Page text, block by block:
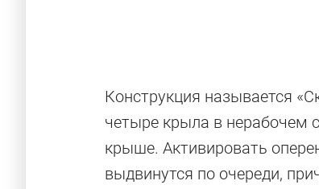
Конструкция называется
четыре крыла в нерабочем
крыше. Активировать
выдвинутся по очереди,